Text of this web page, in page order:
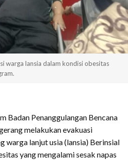
warga lansia dalam kondisi obesitas
Badan Penanggulangan Bencana
melakukan evakuasi
warga lanjut usia (lansia) Berinsial
yang mengalami sesak napas